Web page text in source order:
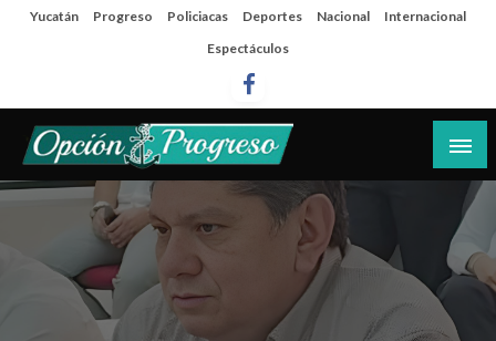
SaltaYucatán Progreso Policiacas Deportes Nacional
Internacional
Espectáculos
Opción Progreso
Las noticias del día a día del puerto